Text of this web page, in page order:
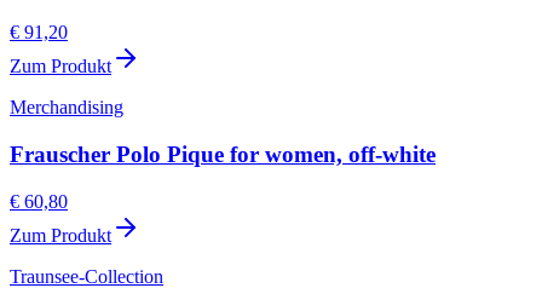
€ 91,20
Zum Produkt
Merchandising
Frauscher Polo Pique for women, off-white
€ 60,80
Zum Produkt
Traunsee-Collection